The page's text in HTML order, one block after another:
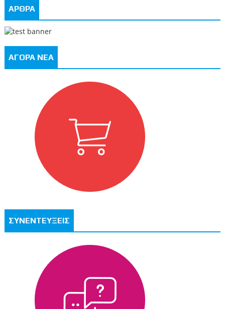
ΑΡΘΡΑ
ΑΓΟΡΑ ΝΕΑ
ΣΥΝΕΝΤΕΥΞΕΙΣ